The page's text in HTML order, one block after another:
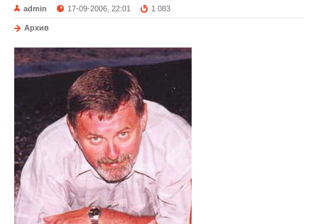
admin 17-09-2006, 22:01 1 083
Архив